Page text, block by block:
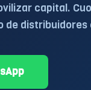
capital.
de distribuidores